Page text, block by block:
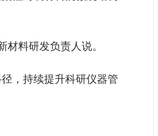
料研发负责人说。
，持续提升科研仪器管